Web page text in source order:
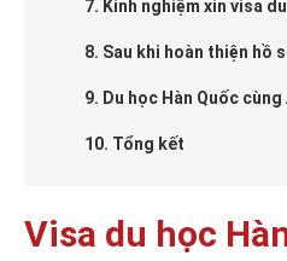
7. Kinh nghiệm xin visa
8. Sau khi hoàn thiện hồ
9. Du học Hàn Quốc
10. Tổng kết
Visa du học